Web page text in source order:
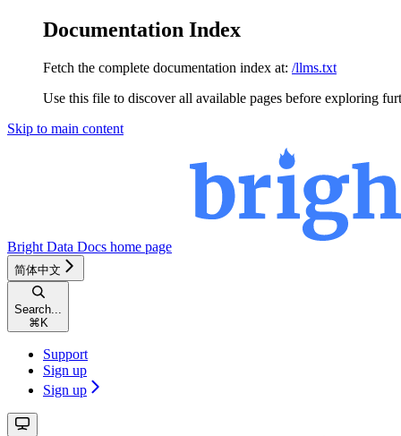
Documentation Index
Fetch the complete documentation index at: /llms.txt
Use this file to discover all available pages before exploring
Skip to main content
Bright Data Docs home page
简体中文
Search...
⌘ K
Support
Sign up
Sign up